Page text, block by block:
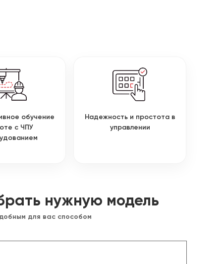
обучение
с ЧПУ
Надежность и простота в
управлении
нужную модель
для вас способом